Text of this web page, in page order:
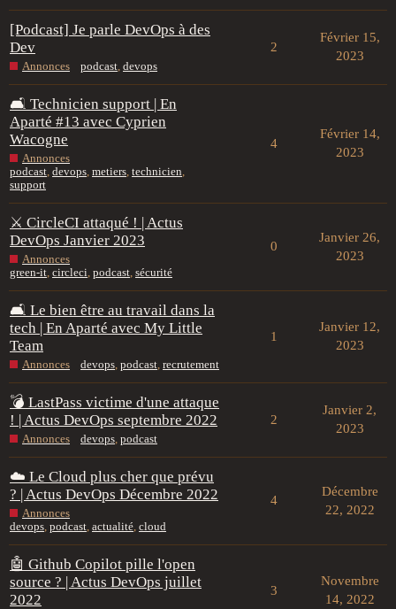
[Podcast] Je parle DevOps à des
Dev
Annonces podcast, devops
2
Février 15,
2023
🛋️ Technicien support | En
Aparté #13 avec Cyprien
Wacogne
Annonces
podcast, devops, metiers, technicien,
support
4
Février 14,
2023
⚔️ CircleCI attaqué ! | Actus
DevOps Janvier 2023
Annonces
green-it, circleci, podcast, sécurité
0
Janvier 26,
2023
🛋️ Le bien être au travail dans la
tech | En Aparté avec My Little
Team
Annonces devops, podcast, recrutement
1
Janvier 12,
2023
💣 LastPass victime d'une attaque
! | Actus DevOps septembre 2022
Annonces devops, podcast
2
Janvier 2,
2023
☁️ Le Cloud plus cher que prévu
? | Actus DevOps Décembre 2022
Annonces
devops, podcast, actualité, cloud
4
Décembre
22, 2022
🤖 Github Copilot pille l'open
source ? | Actus DevOps juillet
2022
3
Novembre
14, 2022